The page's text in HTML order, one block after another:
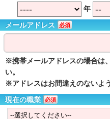
年
メールアドレス 必須
※携帯メールアドレスの場合は
い。
※アドレスはお間違えのないよ
現在の職業
必須